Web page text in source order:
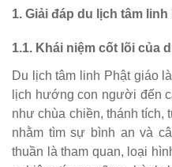
1. Giải đáp du lịch tâm
1.1. Khái niệm cốt lõi của
Du lịch tâm linh Phật giáo
lịch hướng con người đến
như chùa chiền, thánh tích,
nhằm tìm sự bình an và
thuần là tham quan, loại